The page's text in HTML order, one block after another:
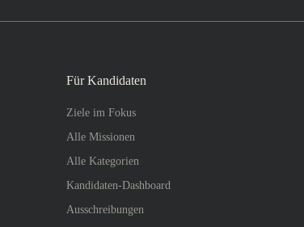
Für Kandidaten
Ziele im Fokus
Alle Missionen
Alle Kategorien
Kandidaten-Dashboard
Ausschreibungen